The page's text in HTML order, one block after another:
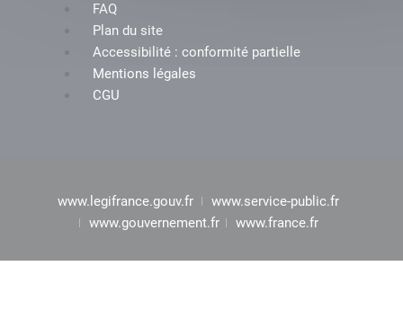
FAQ
Plan du site
Accessibilité : conformité partielle
Mentions légales
CGU
www.legifrance.gouv.fr
www.service-public.fr
www.gouvernement.fr
www.france.fr